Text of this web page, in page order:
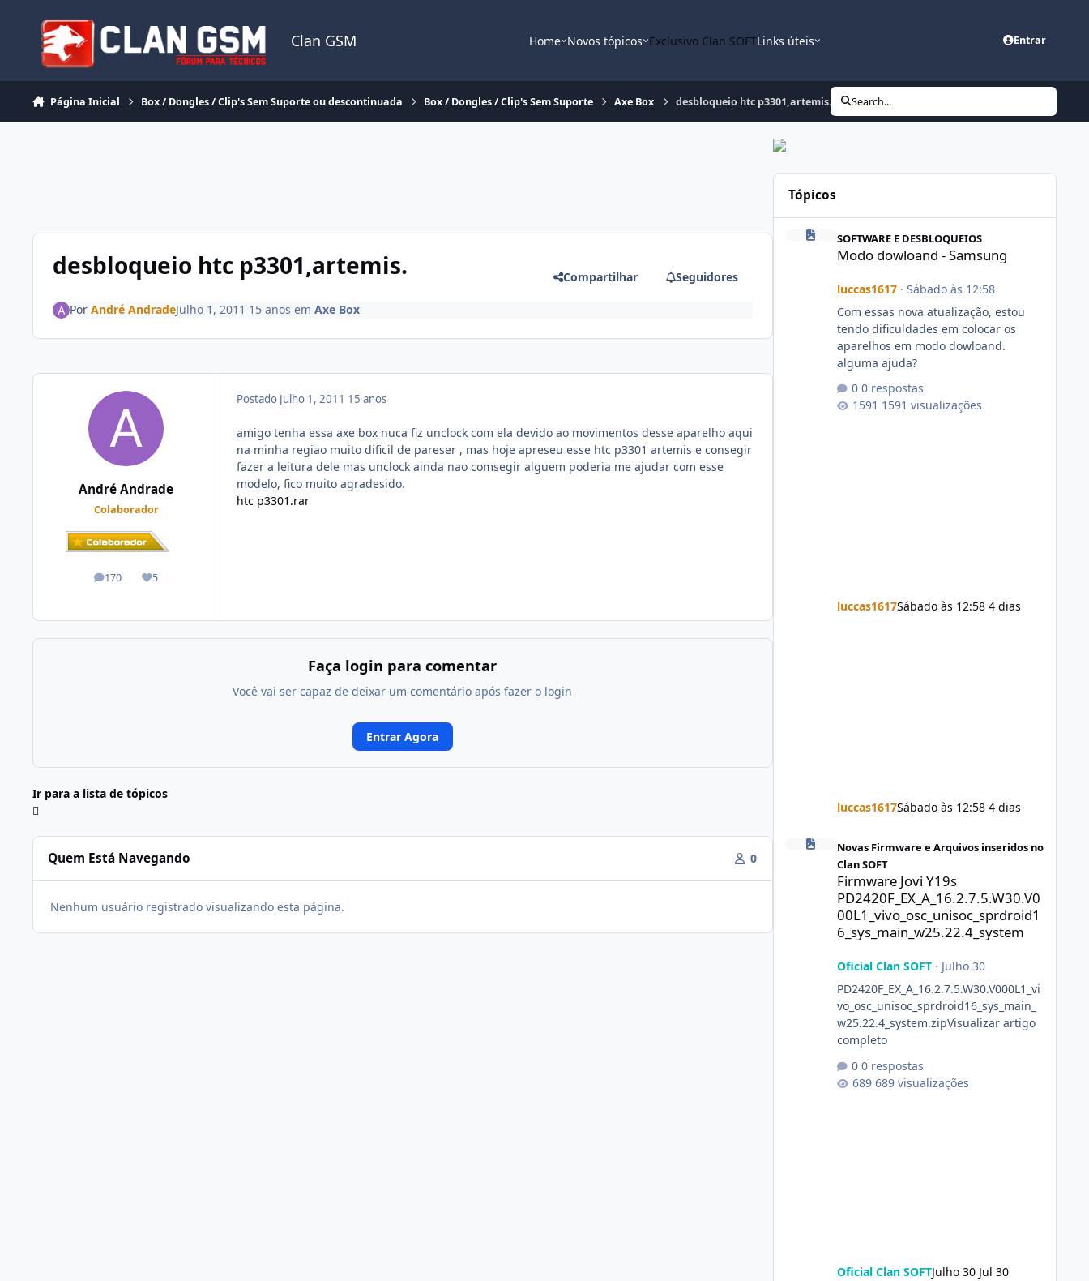
Clan GSM Home Novos tópicos Exclusivo Clan SOFTLinks úteis Entrar
Página Inicial Box / Dongles / Clip's Sem Suporte ou descontinuada Box / Dongles / Clip's Sem Suporte Axe Box desbloqueio htc p3301,artemis. Search...
desbloqueio htc p3301,artemis. Compartilhar Seguidores
Por André AndradeJulho 1, 2011 15 anos em Axe Box
André Andrade
Colaborador
170
posts 5
Reputação
Postado Julho 1, 2011 15 anos
amigo tenha essa axe box nuca fiz unclock com ela devido ao movimentos desse aparelho aqui
na minha regiao muito dificil de pareser , mas hoje apreseu esse htc p3301 artemis e consegir
fazer a leitura dele mas unclock ainda nao comsegir alguem poderia me ajudar com esse
modelo, fico muito agradesido.
htc p3301.rar
Faça login para comentar
Você vai ser capaz de deixar um comentário após fazer o login
Entrar Agora
Ir para a lista de tópicos
Quem Está Navegando 0
Nenhum usuário registrado visualizando esta página.
Tópicos
SOFTWARE E DESBLOQUEIOS
Modo dowloand - Samsung
luccas1617· Sábado às 12:58
Com essas nova atualização, estou
tendo dificuldades em colocar os
aparelhos em modo dowloand.
alguma ajuda?
0 respostas
1591 visualizações
luccas1617Sábado às 12:58 4 dias
luccas1617Sábado às 12:58 4 dias
Firmware Jovi Y19s
Novas Firmware e Arquivos inseridos no
Clan SOFT
Firmware Jovi Y19s
PD2420F_EX_A_16.2.7.5.W30.V0
00L1_vivo_osc_unisoc_sprdroid1
6_sys_main_w25.22.4_system
Oficial Clan SOFT· Julho 30
PD2420F_EX_A_16.2.7.5.W30.V000L1_vi
vo_osc_unisoc_sprdroid16_sys_main_
w25.22.4_system.zipVisualizar artigo
completo
0 respostas
689 visualizações
Oficial Clan SOFTJulho 30 Jul 30